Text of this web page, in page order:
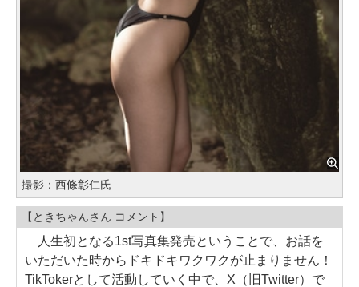
撮影：西條彰仁氏
【ときちゃんさん コメント】
人生初となる1st写真集発売ということで、お話を
いただいた時からドキドキワクワクが止まりません！
TikTokerとして活動していく中で、X（旧Twitter）で